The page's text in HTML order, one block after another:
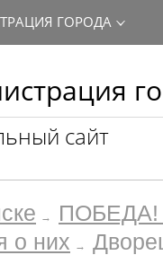
сайт
ГОРОДА
ПОБЕДА!
о них